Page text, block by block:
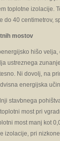
toplotne izolacije.
do 40 centimetrov,
mostov
hišo
ustreznega
Ni dovolj, na
energijska
stavbnega
toplotni most pri
most manj kot
izolacije, pri